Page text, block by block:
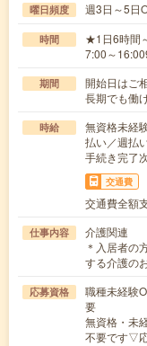
曜日頻度 週3日～5
時間
★1日6時間
7:00～
期間
開始日はご
長期でも働
時給
無資格未経
払い／週払
手続き完了
交通費
交通費全額
仕事内容
介護関連
＊入居者の
する介護の
応募資格
職種未経験
要
無資格・未
不要です▽